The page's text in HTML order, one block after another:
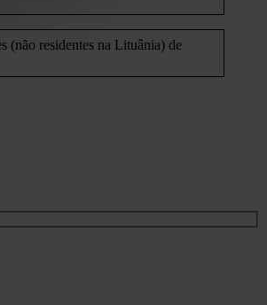
(não residentes na Lituânia) de